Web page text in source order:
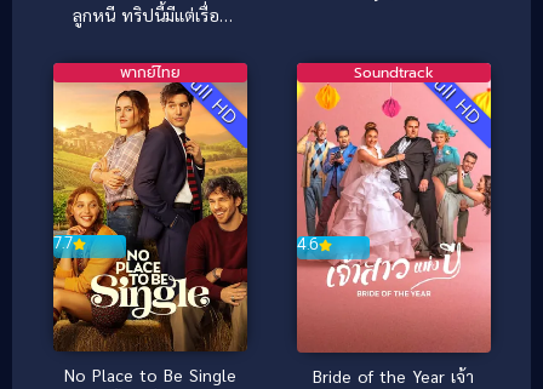
ลูกหนี ทริปนี้มีแต่เรื่อง
Full HD
7.7
พากย์ไทย
No Place to Be Single
Full HD
4.6
Soundtrack
Bride of the Year เจ้า